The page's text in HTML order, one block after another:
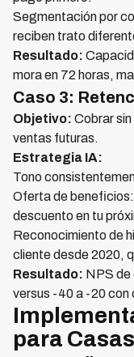
Segmentación por
reciben trato
Resultado:
mora en 72 horas,
Caso 3:
Objetivo: Cobrar
ventas futuras.
Estrategia IA:
Tono
Oferta de
descuento en tu
Reconocimiento de
cliente desde 2020,
Resultado: NPS de
versus -40 a -20 con
para